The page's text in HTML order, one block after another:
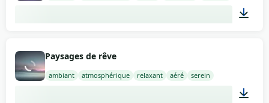
Paysages de rêve
ambiant atmosphérique relaxant aéré serein